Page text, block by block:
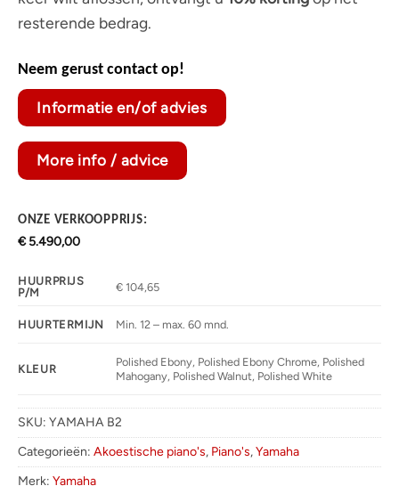
resterende bedrag.
Neem gerust contact op!
Informatie en/of advies
More info / advice
ONZE VERKOOPPRIJS:
€5.490,00
HUURPRIJS
P/M
€ 104,65
HUURTERMIJN Min. 12 – max. 60 mnd.
KLEUR
Polished Ebony, Polished Ebony Chrome, Polished
Mahogany, Polished Walnut, Polished White
SKU: YAMAHA B2
Categorieën: Akoestische piano's, Piano's,Yamaha
Merk: Yamaha